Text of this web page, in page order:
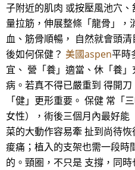
子附近的肌肉 或按壓風池穴
量拉筋，伸展整條「龍骨」，
血、筋骨順暢， 自然就會頭
後如何保健？ 美國aspen平時
宜、 營「養」適當、休「養
病。若真不得已嚴重到 得開
「健」更形重要。 保健 常「
女性），術後三個月內最好能
菜的大動作容易牽 扯到尚待
痠痛；植入的支架也需一段時
的。頸圈，不只是 支撐，同